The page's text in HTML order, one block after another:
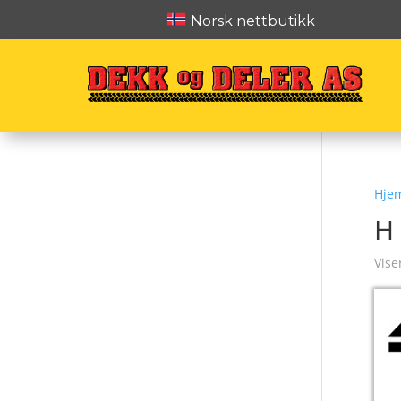
Norsk nettbutikk
H